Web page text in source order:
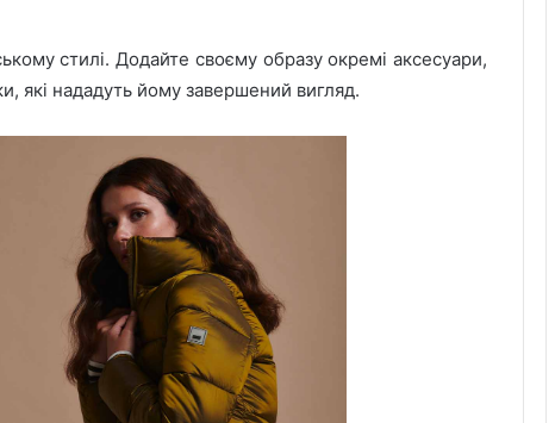
стилі. Додайте своєму образу окремі аксесуари,
які нададуть йому завершений вигляд.